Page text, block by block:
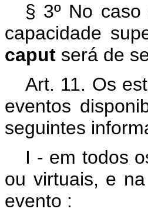
§ 3º No
capacidade
caput será de
Art. 11. Os
eventos
seguintes
I - em todos
ou virtuais, e
evento :